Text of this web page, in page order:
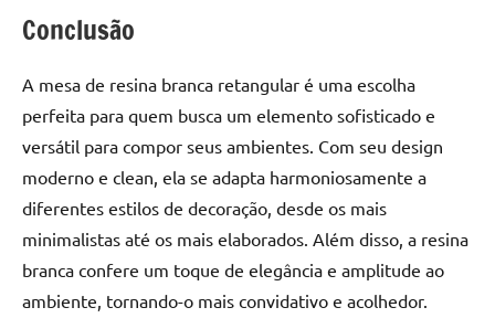
Conclusão
A mesa de resina branca retangular é uma escolha
perfeita para quem busca um elemento sofisticado e
versátil para compor seus ambientes. Com seu design
moderno e clean, ela se adapta harmoniosamente a
diferentes estilos de decoração, desde os mais
minimalistas até os mais elaborados. Além disso, a resina
branca confere um toque de elegância e amplitude ao
ambiente, tornando-o mais convidativo e acolhedor.